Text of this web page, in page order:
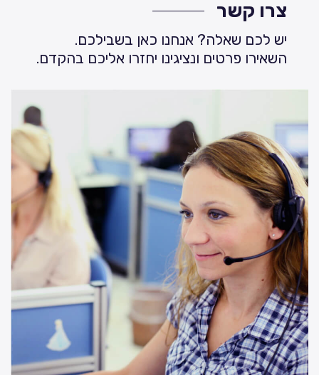
צרו קשר
יש לכם שאלה? אנחנו כאן בשבילכם.
השאירו פרטים ונציגינו יחזרו אליכם בהקדם.